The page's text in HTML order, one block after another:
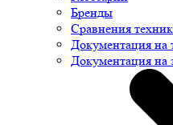
Бренды
Сравнения
Документация на
Документация на